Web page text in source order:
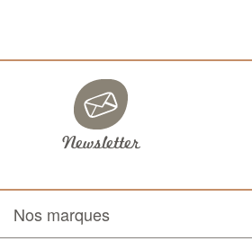
Newsletter
Nos marques